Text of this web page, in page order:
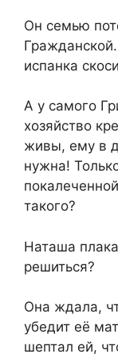
Он семью
испанка
А у самого
хозяйство
живы, ему в
нужна!
такого?
Наташа
решиться?
Она ждала,
убедит её
шептал ей,